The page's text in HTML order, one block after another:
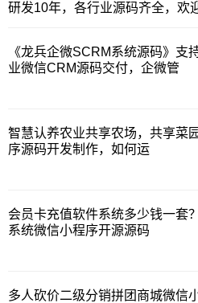
研发10年，各行业源码齐全，欢
想做共享认养农业。但是担心运
这可怎么办呢？有没有什么案例
《龙兵企微SCRM系统源码》支
业微信CRM源码交付，企微管
智慧认养农业共享农场，共享菜
序源码开发制作，如何运
会员卡充值软件系统多少钱一套
系统微信小程序开源源码
多人砍价二级分销拼团商城微信